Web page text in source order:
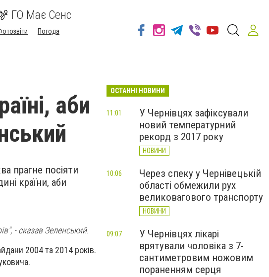
ГО Має Сенс
Погода
аби
прагне посіяти
країни, аби
- сказав Зеленський.
2004 та 2014 років.
ОСТАННІ НОВИНИ
У Чернівцях зафіксували
новий температурний
рекорд з 2017 року
НОВИНИ
11:01
Через спеку у Чернівецькій
області обмежили рух
великовагового транспорту
НОВИНИ
10:06
У Чернівцях лікарі
врятували чоловіка з 7-
сантиметровим ножовим
пораненням серця
09:07